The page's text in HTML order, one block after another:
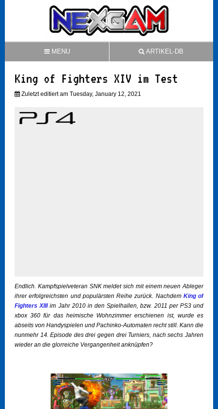
MENU ARTIKEL-DB
King of Fighters XIV im Test
Zuletzt editiert am Tuesday, January 12, 2021
Endlich. Kampfspielveteran SNK meldet sich mit einem neuen Ableger
ihrer erfolgreichsten und populärsten Reihe zurück. Nachdem King of
Fighters XIIIim Jahr 2010 in den Spielhallen, bzw. 2011 per PS3 und
xbox 360 für das heimische Wohnzimmer erschienen ist, wurde es
abseits von Handyspielen und Pachinko-Automaten recht still. Kann die
nunmehr 14. Episode des drei gegen drei Turniers, nach sechs Jahren
wieder an die glorreiche Vergangenheit anknüpfen?